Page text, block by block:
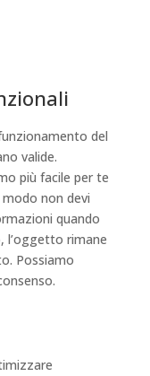
del
valide.
più facile per te
non devi
quando
l’oggetto rimane
Possiamo